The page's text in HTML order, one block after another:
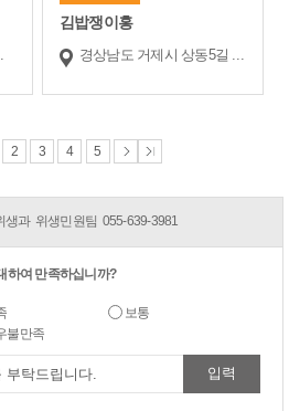
(1~2층)
김밥쟁이홍
경상남도 거제시 상동5길 117-40
2 3 4 5
생과 위생민원팀 055-639-3981
하여 만족하십니까?
보통
불만족